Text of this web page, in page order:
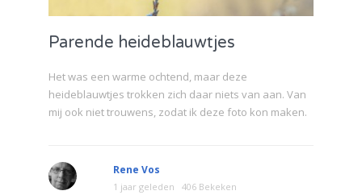
Parende heideblauwtjes
Het was een warme ochtend, maar deze
heideblauwtjes trokken zich daar niets van aan. Van
mij ook niet trouwens, zodat ik deze foto kon maken.
Rene Vos
1 jaar geleden 406 Bekeken